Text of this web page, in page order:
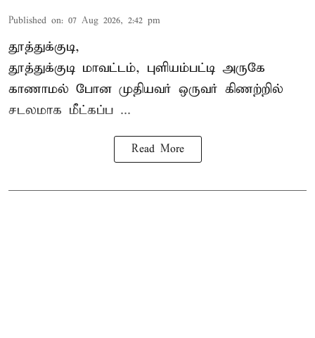
Published on: 07 Aug 2026, 2:42 pm
தூத்துக்குடி,
தூத்துக்குடி மாவட்டம், புளியம்பட்டி அருகே
காணாமல் போன முதியவர் ஒருவர் கிணற்றில்
சடலமாக மீட்கப்ப ...
Read More